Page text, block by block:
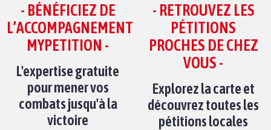
- BÉNÉFICIEZ DE
L’ACCOMPAGNEMENT
MYPETITION -
L'expertise gratuite
pour mener vos
combats jusqu'à la
victoire
- RETROUVEZ LES
PÉTITIONS
PROCHES DE CHEZ
VOUS -
Explorez la carte et
découvrez toutes les
pétitions locales